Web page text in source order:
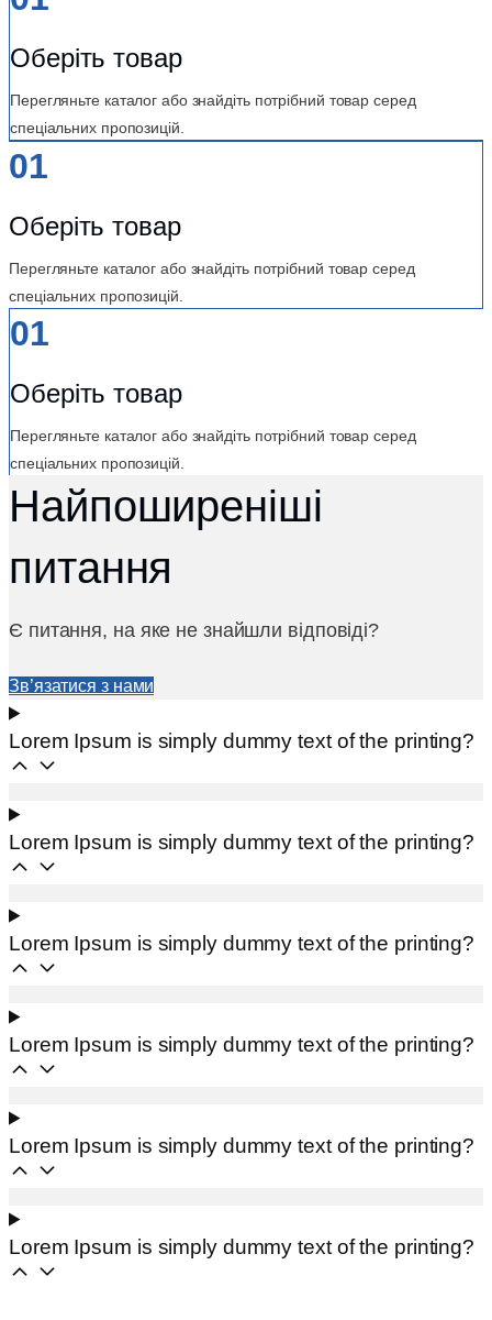
Оберіть товар
Перегляньте каталог або знайдіть потрібний товар серед
спеціальних пропозицій.
01
Оберіть товар
Перегляньте каталог або знайдіть потрібний товар серед
спеціальних пропозицій.
01
Оберіть товар
Перегляньте каталог або знайдіть потрібний товар серед
спеціальних пропозицій.
Найпоширеніші
питання
Є питання, на яке не знайшли відповіді?
Зв’язатися з нами
Lorem Ipsum is simply dummy text of the printing?
Lorem Ipsum is simply dummy text of the printing?
Lorem Ipsum is simply dummy text of the printing?
Lorem Ipsum is simply dummy text of the printing?
Lorem Ipsum is simply dummy text of the printing?
Lorem Ipsum is simply dummy text of the printing?